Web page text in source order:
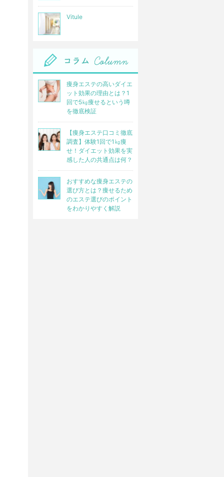
分PDT
Vitule
痩身エステの高いダイエ
ット効果の理由とは？1
回で5㎏痩せるという噂
を徹底検証
【痩身エステ口コミ徹底
調査】体験1回で1㎏痩
せ！ダイエット効果を実
感した人の共通点は何？
おすすめな痩身エステの
選び方とは？痩せるため
のエステ選びのポイント
をわかりやすく解説